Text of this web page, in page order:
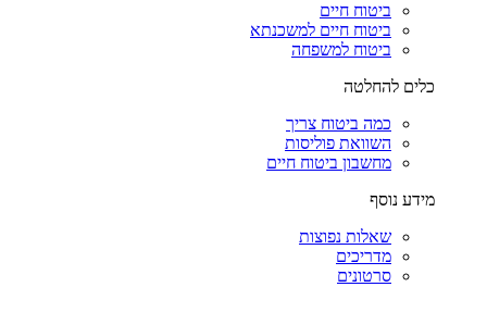
ביטוח חיים
ביטוח חיים למשכנתא
ביטוח למשפחה
כלים להחלטה
כמה ביטוח צריך
השוואת פוליסות
מחשבון ביטוח חיים
מידע נוסף
שאלות נפוצות
מדריכים
סרטונים